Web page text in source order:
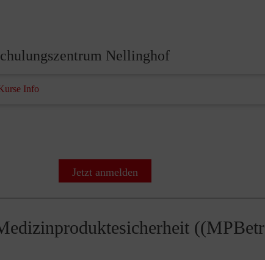
Nellinghof
Info
Jetzt anmelden